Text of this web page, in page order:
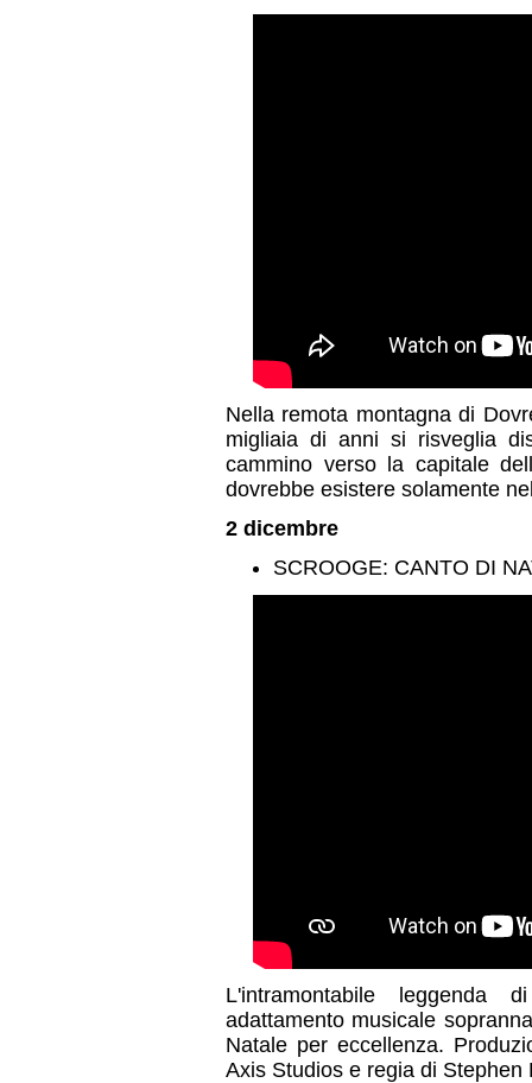
Nella remota montagna di
migliaia di anni si risveglia
cammino verso la capitale
dovrebbe esistere solamente
2 dicembre
SCROOGE: CANTO DI
L'intramontabile leggenda
adattamento musicale
Natale per eccellenza.
Axis Studios e regia di Stephen